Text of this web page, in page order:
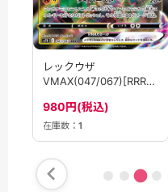
レックウザ
VMAX(047/067)[RRR]
980円(税込)
在庫数： 1